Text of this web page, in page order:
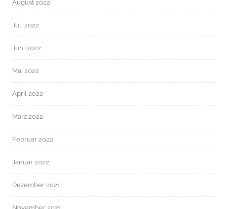
August 2022
Juli 2022
Juni 2022
Mai 2022
April 2022
März 2022
Februar 2022
Januar 2022
Dezember 2021